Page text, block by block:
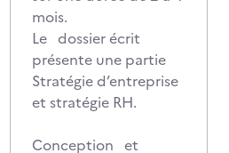
mois.
Le dossier écrit
présente une partie
Stratégie d’entreprise
et stratégie RH.
Conception et